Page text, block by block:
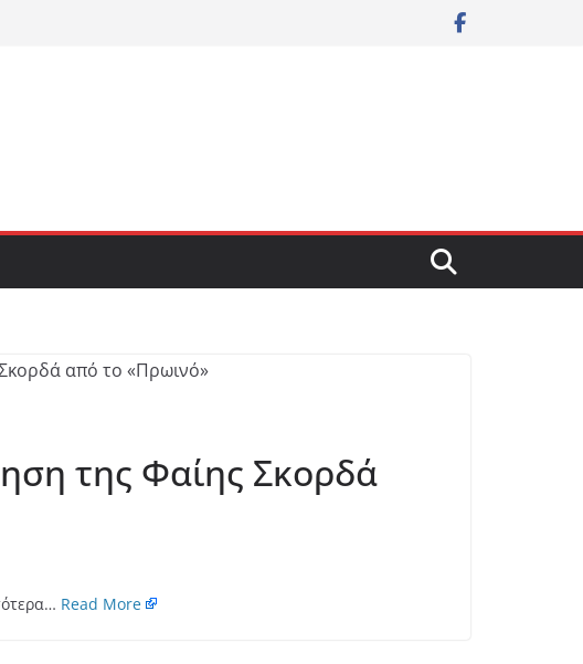
της Φαίης Σκορδά
Read More